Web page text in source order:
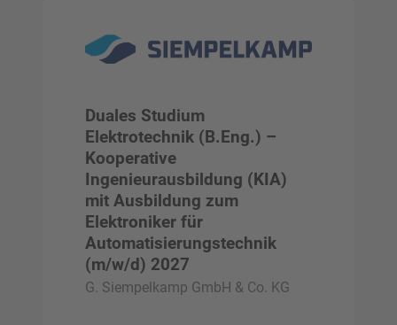
Duales Studium
Elektrotechnik (B.Eng.) –
Kooperative
Ingenieurausbildung (KIA)
mit Ausbildung zum
Elektroniker für
Automatisierungstechnik
(m/w/d) 2027
G. Siempelkamp GmbH & Co. KG